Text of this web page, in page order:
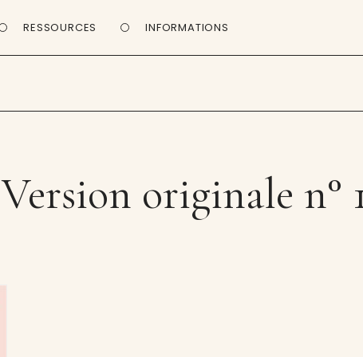
RESSOURCES INFORMATIONS
Version originale n°